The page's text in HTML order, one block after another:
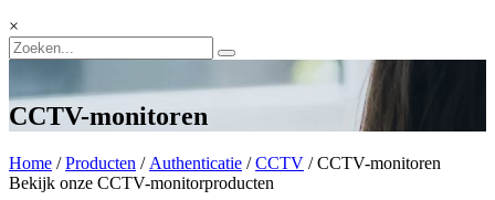
×
CCTV-monitoren
Home /Producten / Authenticatie /CCTV / CCTV-monitoren
Bekijk onze CCTV-monitorproducten